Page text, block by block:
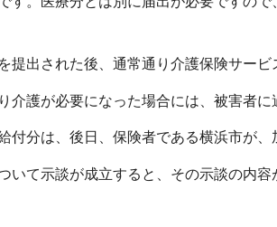
提出された後、通常通り介護保険サービ
介護が必要になった場合には、被害者
付分は、後日、保険者である横浜市が、
いて示談が成立すると、その示談の内